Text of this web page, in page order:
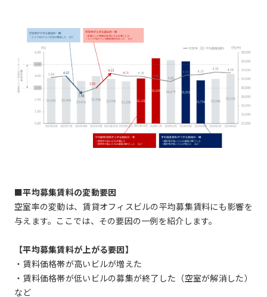
■平均募集賃料の変動要因
空室率の変動は、賃貸オフィスビルの平均募集賃料にも影響を
与えます。ここでは、その要因の一例を紹介します。
【平均募集賃料が上がる要因】
・賃料価格帯が高いビルが増えた
・賃料価格帯が低いビルの募集が終了した（空室が解消した）
など